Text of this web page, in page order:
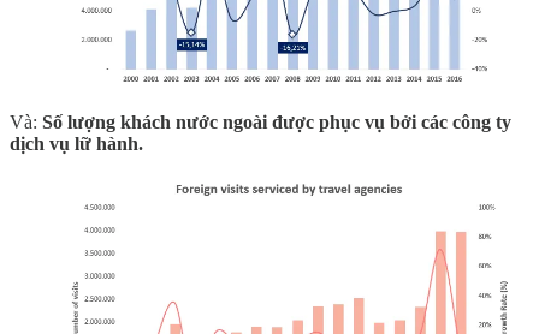
Và: Số lượng khách nước ngoài được phục vụ bởi các công ty
dịch vụ lữ hành.